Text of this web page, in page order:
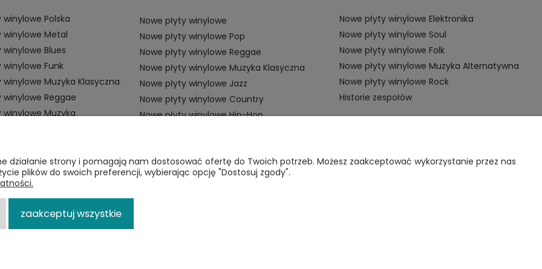
winylowe Polska
winylowe Metal
winylowe Blues
winylowe Funk
winylowe Muzyka Klasyczna
winylowe Reggae
winylowe Muzyka
Nowe płyty winylowe
Nowe płyty winylowe Pop
Nowe płyty winylowe Reggae
Nowe płyty winylowe Muzyka Klasyczna
Nowe płyty winylowe Jazz
Nowe płyty winylowe Country
Nowe płyty winylowe Hip-Hop
Nowe płyty winylowe Elektronika
Nowe płyty winylowe Soul
Nowe płyty winylowe Folk
Nowe płyty winylowe Muzyka Alternatywna
Nowe płyty winylowe Rock
Historie zespołów
ZAMÓWIENIA
Płatności
POMOC
Regulamin sklepu
VINYL TAMKA
działanie strony i pomagają nam dostosować ofertę do Twoich potrzeb. Możesz zaakceptować wykorzystanie przez nas
plików do swoich preferencji, wybierając opcję "Dostosuj zgody".
zaakceptuj wszystkie